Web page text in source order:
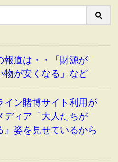
報道は・・「財源が
物が安くなる」など
イン賭博サイト利用が
ディア「大人たちが
』姿を見せているから